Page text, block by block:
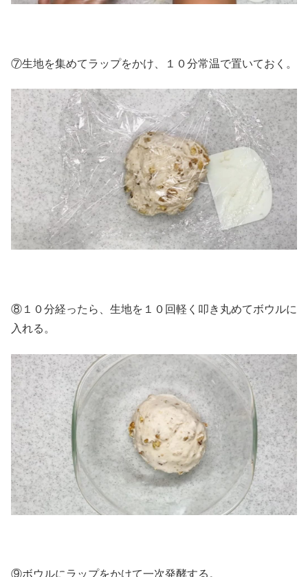
⑦生地を集めてラップをかけ、１０分常温で置いておく。
⑧１０分経ったら、生地を１０回軽く叩き丸めてボウルに
入れる。
⑨ボウルにラップをかけて一次発酵する。